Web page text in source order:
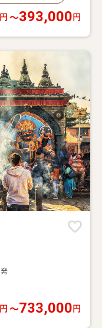
円 〜393,000 円
円 〜733,000 円